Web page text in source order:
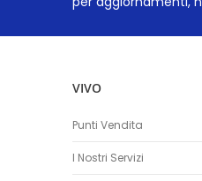
VIVO
Punti Vendita
I Nostri Servizi